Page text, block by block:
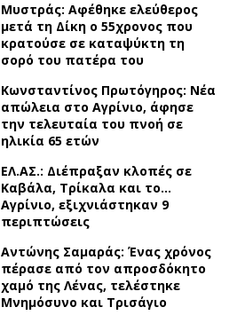
Μυστράς: Αφέθηκε ελεύθερος
μετά τη Δίκη ο 55χρονος που
κρατούσε σε καταψύκτη τη
σορό του πατέρα του
Κωνσταντίνος Πρωτόγηρος: Νέα
απώλεια στο Αγρίνιο, άφησε
την τελευταία του πνοή σε
ηλικία 65 ετών
ΕΛ.ΑΣ.: Διέπραξαν κλοπές σε
Καβάλα, Τρίκαλα και το…
Αγρίνιο, εξιχνιάστηκαν 9
περιπτώσεις
Αντώνης Σαμαράς: Ένας χρόνος
πέρασε από τον απροσδόκητο
χαμό της Λένας, τελέστηκε
Μνημόσυνο και Τρισάγιο